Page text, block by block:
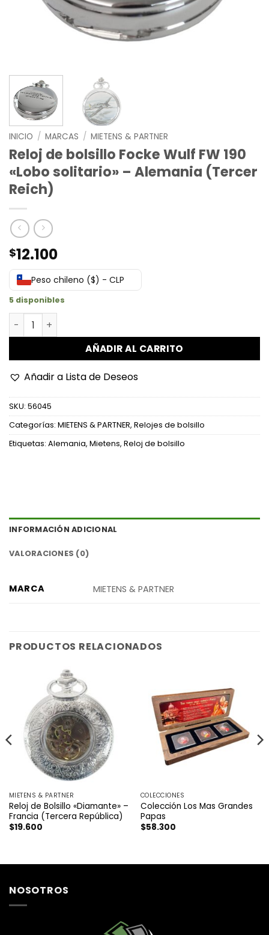
INICIO / MARCAS / MIETENS & PARTNER
Reloj de bolsillo Focke Wulf FW 190
«Lobo solitario» – Alemania (Tercer
Reich)
$12.100
Peso chileno ($) - CLP
5 disponibles
Reloj de bolsillo Focke Wulf FW 190 "Lobo solitario" -
AÑADIR AL CARRITO
Añadir a Lista de Deseos
SKU: 56045
Categorías: MIETENS & PARTNER, Relojes de bolsillo
Etiquetas: Alemania, Mietens, Reloj de bolsillo
INFORMACIÓN ADICIONAL
VALORACIONES (0)
MARCA MIETENS & PARTNER
PRODUCTOS RELACIONADOS
MIETENS & PARTNER
Reloj de Bolsillo «Diamante» –
Francia (Tercera República)
$19.600
COLECCIONES
Colección Los Mas Grandes
Papas
$58.300
NOSOTROS